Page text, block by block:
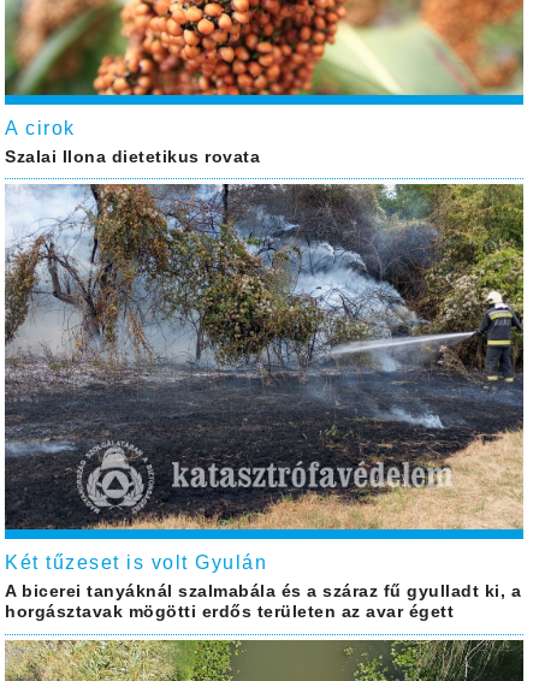
A cirok
Szalai Ilona dietetikus rovata
Két tűzeset is volt Gyulán
A bicerei tanyáknál szalmabála és a száraz fű gyulladt ki, a
horgásztavak mögötti erdős területen az avar égett